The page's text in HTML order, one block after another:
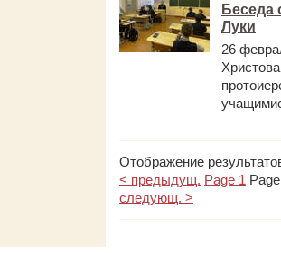
Беседа
Луки
26
Отображение
< предыдущ. Page 1
следующ. >